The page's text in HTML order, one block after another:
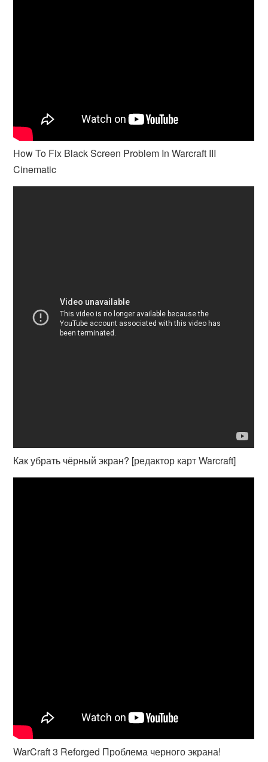
How To Fix Black Screen Problem In Warcraft III
Cinematic
Как убрать чёрный экран? [редактор карт Warcraft]
WarCraft 3 Reforged Проблема черного экрана!